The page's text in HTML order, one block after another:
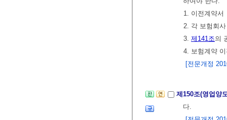
1. 이전계약서
2. 각 보험회
3. 제141조의
4. 보험계약
[전문개정
제150조(영업양
다.